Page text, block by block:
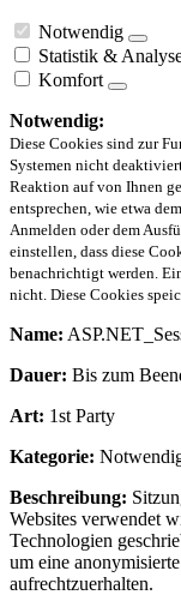
Notwendig
Statistik &
Komfort
Notwendig:
Diese Cookies sind zur
Systemen nicht
Reaktion auf von Ihnen
entsprechen, wie etwa
Anmelden oder dem
einstellen, dass diese
benachrichtigt werden.
nicht. Diese Cookies
Name:
Dauer: Bis zum
Art: 1st Party
Kategorie:
Beschreibung:
Websites verwendet
Technologien
um eine
aufrechtzuerhalten.